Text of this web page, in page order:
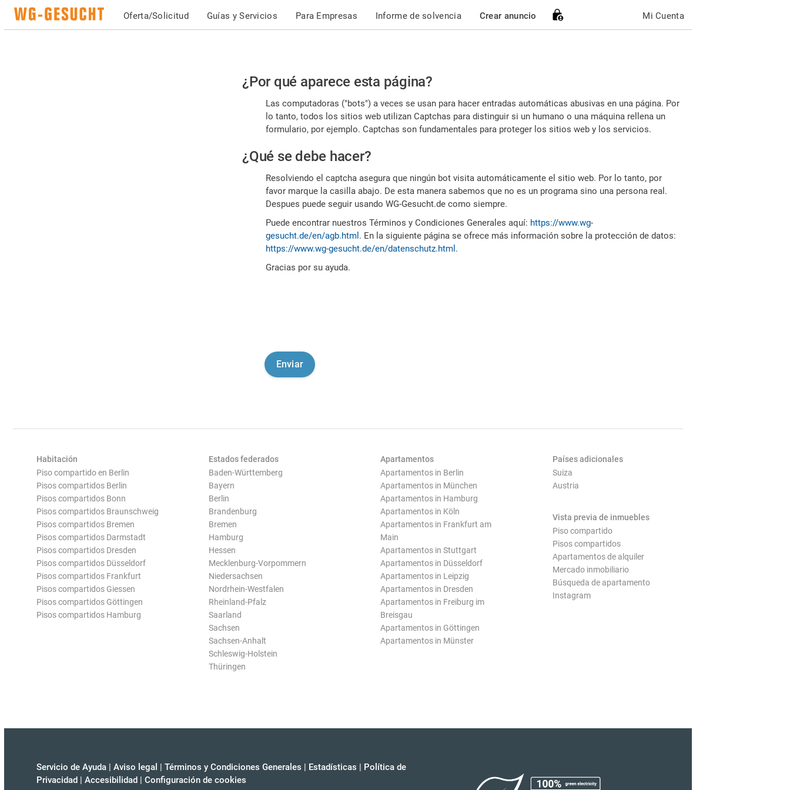
Oferta/Solicitud Guías y Servicios Para Empresas Informe de solvencia Crear anuncio Mi Cuenta
Por
favor,
confirme
es
humano
¿Por qué aparece esta página?
Las computadoras ("bots") a veces se usan para hacer entradas automáticas abusivas en una página. Por
lo tanto, todos los sitios web utilizan Captchas para distinguir si un humano o una máquina rellena un
formulario, por ejemplo. Captchas son fundamentales para proteger los sitios web y los servicios.
¿Qué se debe hacer?
Resolviendo el captcha asegura que ningún bot visita automáticamente el sitio web. Por lo tanto, por
favor marque la casilla abajo. De esta manera sabemos que no es un programa sino una persona real.
Despues puede seguir usando WG-Gesucht.de como siempre.
Puede encontrar nuestros Términos y Condiciones Generales aquí: https://www.wg-
gesucht.de/en/agb.html . En la siguiente página se ofrece más información sobre la protección de datos:
https://www.wg-gesucht.de/en/datenschutz.html .
Gracias por su ayuda.
Habitación
Piso compartido en Berlin
Pisos compartidos Berlin
Pisos compartidos Bonn
Pisos compartidos Braunschweig
Pisos compartidos Bremen
Pisos compartidos Darmstadt
Pisos compartidos Dresden
Pisos compartidos Düsseldorf
Pisos compartidos Frankfurt
Pisos compartidos Giessen
Pisos compartidos Göttingen
Pisos compartidos Hamburg
Estados federados
Baden-Württemberg
Bayern
Berlin
Brandenburg
Bremen
Hamburg
Hessen
Mecklenburg-Vorpommern
Niedersachsen
Nordrhein-Westfalen
Rheinland-Pfalz
Saarland
Sachsen
Sachsen-Anhalt
Schleswig-Holstein
Thüringen
Apartamentos
Apartamentos in Berlin
Apartamentos in München
Apartamentos in Hamburg
Apartamentos in Köln
Apartamentos in Frankfurt am
Main
Apartamentos in Stuttgart
Apartamentos in Düsseldorf
Apartamentos in Leipzig
Apartamentos in Dresden
Apartamentos in Freiburg im
Breisgau
Apartamentos in Göttingen
Apartamentos in Münster
Países adicionales
Suiza
Austria
Vista previa de inmuebles
Piso compartido
Pisos compartidos
Apartamentos de alquiler
Mercado inmobiliario
Búsqueda de apartamento
Instagram
Servicio de Ayuda | Aviso legal | Términos y Condiciones Generales | Estadísticas | Política de
Privacidad | Accesibilidad | Configuración de cookies